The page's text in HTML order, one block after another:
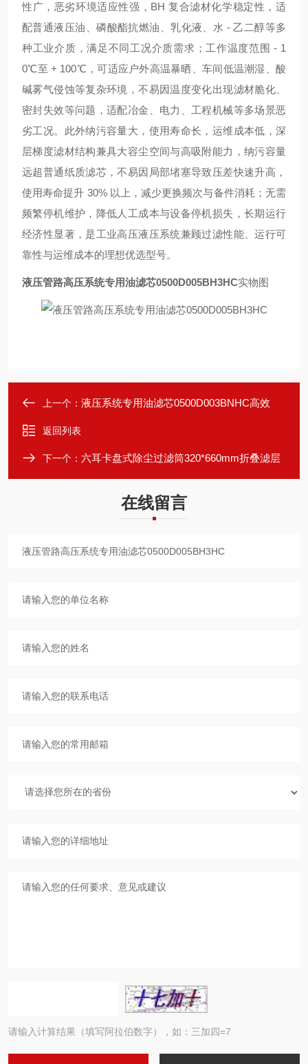
性广，恶劣环境适应性强 ，BH 复合滤材化学稳定性，适
配普通液压油、磷酸酯抗燃油、乳化液、水 - 乙二醇等多
种工业介质，满足不同工况介质需求；工作温度范围 - 1
0℃至 + 100℃，可适应户外高温暴晒、车间低温潮湿、酸
碱雾气侵蚀等复杂环境，不易因温度变化出现滤材脆化、
密封失效等问题，适配冶金、电力、工程机械等多场景恶
劣工况。此外纳污容量大，使用寿命长，运维成本低 ，深
层梯度滤材结构兼具大容尘空间与高吸附能力，纳污容量
远超普通纸质滤芯，不易因局部堵塞导致压差快速升高，
使用寿命提升 30% 以上 ，减少更换频次与备件消耗；无需
频繁停机维护，降低人工成本与设备停机损失，长期运行
经济性显著，是工业高压液压系统兼顾过滤性能、运行可
靠性与运维成本的理想优选型号。
液压管路高压系统专用油滤芯0500D005BH3HC实物图
上一个： 液压系统专用油滤芯0500D003BNHC高效
返回列表
下一个： 六耳卡盘式除尘过滤筒320*660mm折叠滤层
在线留言
请输入计算结果（填写阿拉伯数字），如：三加四=7